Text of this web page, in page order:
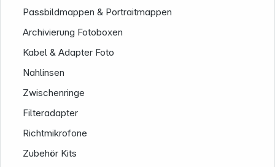
Passbildmappen & Portraitmappen
Archivierung Fotoboxen
Kabel & Adapter Foto
Nahlinsen
Zwischenringe
Filteradapter
Richtmikrofone
Zubehör Kits